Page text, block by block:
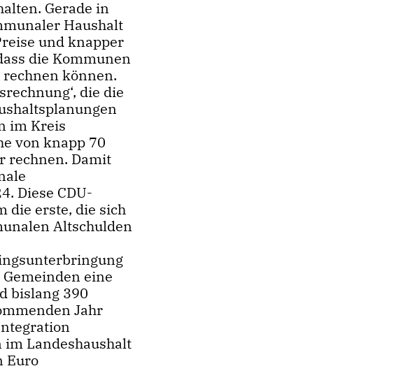
Gerade in
Haushalt
und knapper
die Kommunen
können.
die die
im Kreis
von knapp 70
rechnen. Damit
Diese CDU-
die erste, die sich
Altschulden
eine
bislang 390
Jahr
Landeshaushalt
Euro